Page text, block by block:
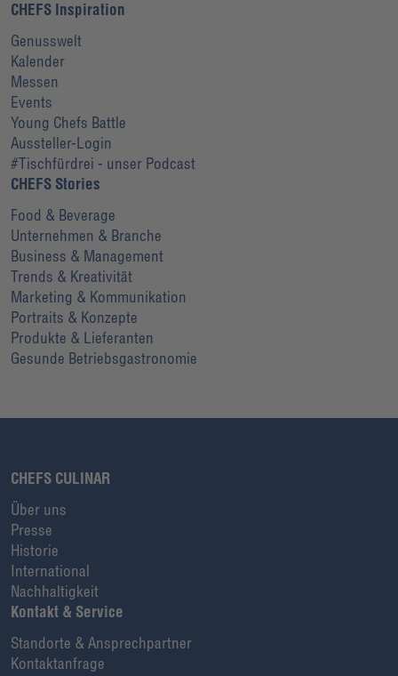
CHEFS Inspiration
Genusswelt
Kalender
Messen
Events
Young Chefs Battle
Aussteller-Login
#Tischfürdrei - unser Podcast
CHEFS Stories
Food & Beverage
Unternehmen & Branche
Business & Management
Trends & Kreativität
Marketing & Kommunikation
Portraits & Konzepte
Produkte & Lieferanten
Gesunde Betriebsgastronomie
CHEFS CULINAR
Über uns
Presse
Historie
International
Nachhaltigkeit
Kontakt & Service
Standorte & Ansprechpartner
Kontaktanfrage